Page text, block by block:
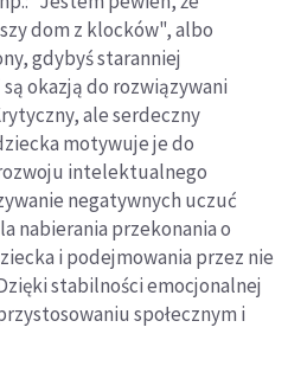
dom z klocków", albo
gdybyś staranniej
okazją do rozwiązywani
ale serdeczny
motywuje je do
intelektualnego
negatywnych uczuć
nabierania przekonania o
i podejmowania przez nie
stabilności emocjonalnej
społecznym i